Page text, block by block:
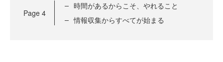
Page 4
時間があるからこそ、やれること
情報収集からすべてが始まる